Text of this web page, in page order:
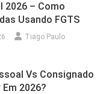
2026 – Como
Usando FGTS
Tiago Paulo
Vs Consignado
2026?